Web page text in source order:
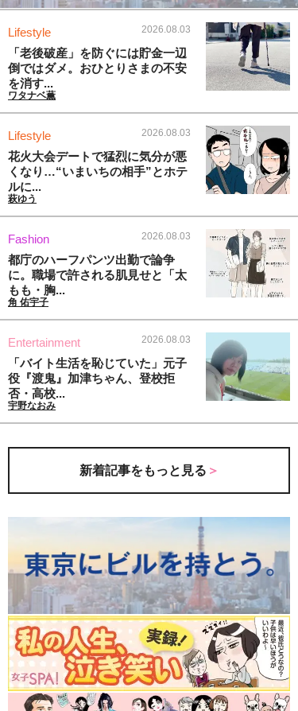
Lifestyle 2026.08.03
「老後破産」を防ぐには貯金一辺
倒ではダメ。おひとりさまの不安
を消す...
ワタナベ薫
Lifestyle 2026.08.03
花火大会デートで猛烈に気分が悪
くなり…“いまいちの相手”とホテ
ルに...
萩ゆう
Fashion 2026.08.03
都庁のハーフパンツ出勤で論争
に。職場で許される肌見せと「太
もも・胸...
角 佑宇子
Entertainment 2026.08.03
「バイト生活を恥じていた」元子
役『渡鬼』加津ちゃん、登校拒
否・高校...
宇野なおみ
新着記事をもっと見る